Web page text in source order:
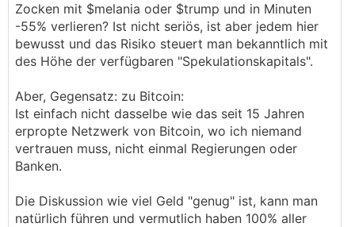
Zocken mit $melania oder $trump und in Minuten
-55% verlieren? Ist nicht seriös, ist aber jedem hier
bewusst und das Risiko steuert man bekanntlich mit
des Höhe der verfügbaren "Spekulationskapitals".
Aber, Gegensatz: zu Bitcoin:
Ist einfach nicht dasselbe wie das seit 15 Jahren
erpropte Netzwerk von Bitcoin, wo ich niemand
vertrauen muss, nicht einmal Regierungen oder
Banken.
Die Diskussion wie viel Geld "genug" ist, kann man
natürlich führen und vermutlich haben 100% aller